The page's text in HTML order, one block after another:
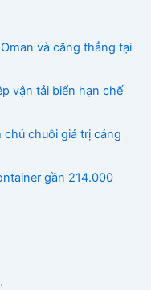
và căng thẳng tại
vận tải biển hạn chế
chủ chuỗi giá trị cảng
gần 214.000